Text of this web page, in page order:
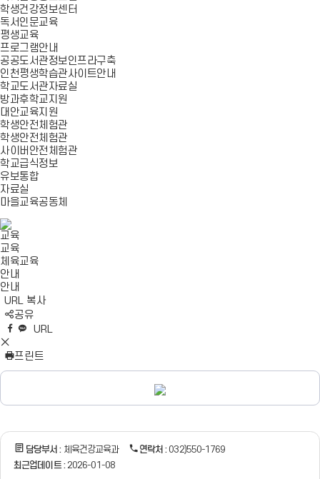
학생건강정보센터
독서인문교육
평생교육
프로그램안내
공공도서관정보인프라구축
인천평생학습관사이트안내
학교도서관자료실
방과후학교지원
대안교육지원
학생안전체험관
학생안전체험관
사이버안전체험관
학교급식정보
유보통합
자료실
마을교육공동체
교육
교육
체육교육
안내
안내
URL 복사
공유
N
영
기
네
이
버
드
유
엑
스
공
페
스
카
오
URL
S
N
S
닫
프린트
의
담당부서 : 체육건강교육과 연락처 : 032)550-1769
최근업데이트 : 2026-01-08